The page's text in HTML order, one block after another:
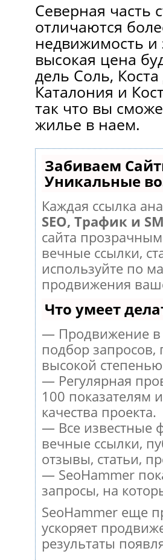
Северная часть
отличаются
недвижимость и
высокая цена
дель Соль,
Каталония и
так что вы
жилье в наем.
Забиваем
Уникальные
Каждая ссылка
SEO, Трафик и
сайта
вечные ссылки,
используйте по
продвижения
Что умеет
— Продвижение в
подбор
высокой
— Регулярная
100 показателям
качества проекта.
— Все известные
вечные ссылки,
отзывы, статьи,
— SeoHammer
запросы, на
SeoHammer еще
ускоряет
результаты